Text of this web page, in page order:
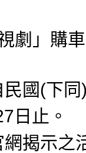
劇」購
國(下
日止。
揭示之